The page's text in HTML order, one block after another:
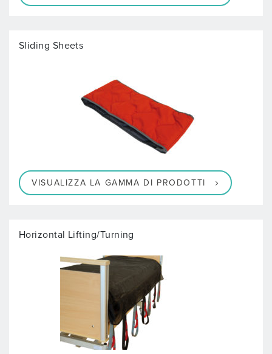
Sliding Sheets
VISUALIZZA LA GAMMA DI PRODOTTI
Horizontal Lifting/Turning